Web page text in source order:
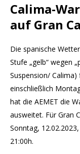
Calima-
auf Gran
Die spanische
Stufe „gelb“ wegen
Suspension/
einschließlich
hat die AEMET die
ausweitet. Für Gran
Sonntag,
21:00h.